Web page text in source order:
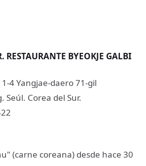
RESTAURANTE BYEOKJE GALBI
1-4 Yangjae-daero 71-gil
Seúl. Corea del Sur.
(carne coreana) desde hace 30